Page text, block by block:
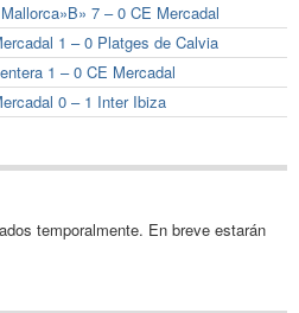
7 – 0 CE Mercadal
1 – 0 Platges de Calvia
1 – 0 CE Mercadal
0 – 1 Inter Ibiza
temporalmente. En breve estarán